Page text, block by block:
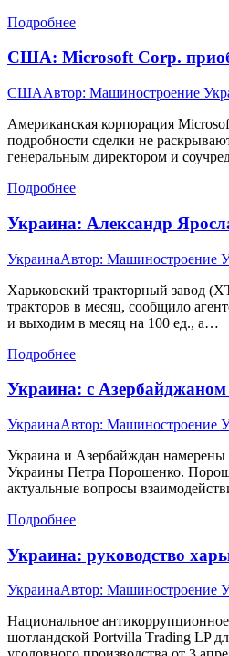
Подробнее
США: Microsoft Corp.
СШААвтор: Машиностроение
Американская корпорация
подробности сделки не
генеральным директором и
Подробнее
Украина: Александр
УкраинаАвтор: Машиностроение
Харьковский тракторный завод
тракторов в месяц, сообщило
и выходим в месяц на 100 ед., а…
Подробнее
Украина: с Азербайджаном
УкраинаАвтор: Машиностроение
Украина и Азербайждан намерены
Украины Петра Порошенко.
актуальные вопросы
Подробнее
Украина: руководство
УкраинаАвтор: Машиностроение
Национальное
шотландской Portvilla Тrading LP